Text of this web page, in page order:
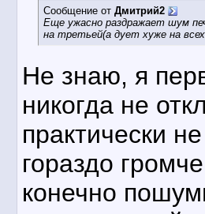
Сообщение от Дмитрий2
Еще ужасно раздражает шум
на третьей(а дует хуже на
Не знаю, я
никогда не
практически
гораздо
конечно